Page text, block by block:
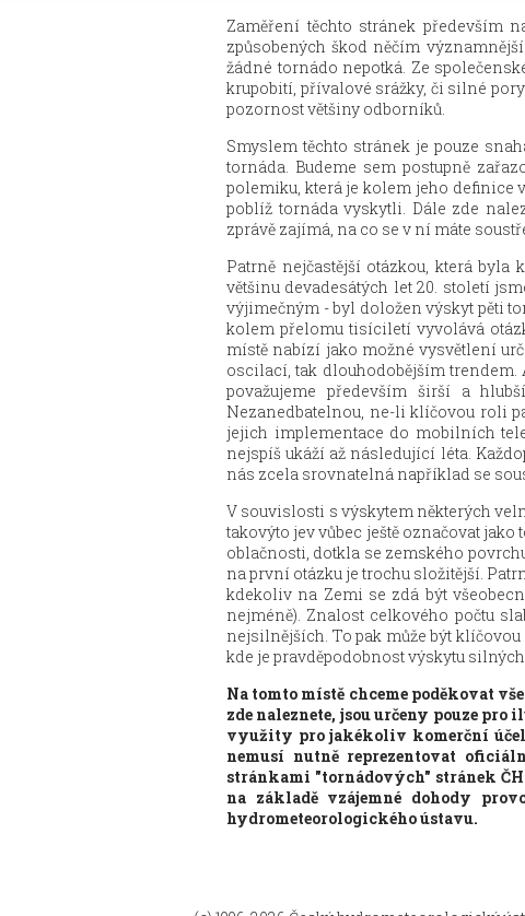
Zaměření těchto stránek především
způsobených škod něčím
žádné tornádo nepotká. Ze
krupobití, přívalové srážky, či silné
pozornost většiny odborníků.
Smyslem těchto stránek je pouze
tornáda. Budeme sem postupně
polemiku, která je kolem jeho definice
poblíž tornáda vyskytli. Dále zde
zprávě zajímá, na co se v ní máte
Patrně nejčastější otázkou, která
většinu devadesátých let 20. století
výjimečným - byl doložen výskyt pěti
kolem přelomu tisíciletí vyvolává
místě nabízí jako možné vysvětlení
oscilací, tak dlouhodobějším trendem.
považujeme především širší a
Nezanedbatelnou, ne-li klíčovou roli
jejich implementace do mobilních
nejspíš ukáží až následující léta.
nás zcela srovnatelná například se
V souvislosti s výskytem některých
takovýto jev vůbec ještě označovat
oblačnosti, dotkla se zemského
na první otázku je trochu složitější.
kdekoliv na Zemi se zdá být
nejméně). Znalost celkového počtu
nejsilnějších. To pak může být
kde je pravděpodobnost výskytu
Na tomto místě chceme poděkovat
zde naleznete, jsou určeny pouze
využity pro jakékoliv komerční
nemusí nutně reprezentovat
stránkami "tornádových" stránek
na základě vzájemné dohody
hydrometeorologického ústavu.